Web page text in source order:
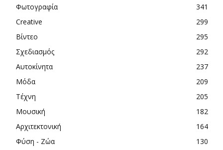
Φωτογραφία
341
Creative
299
Βίντεο
295
Σχεδιασμός
292
Αυτοκίνητα
237
Μόδα
209
Τέχνη
205
Μουσική
182
Αρχιτεκτονική
164
Φύση - Ζώα
130